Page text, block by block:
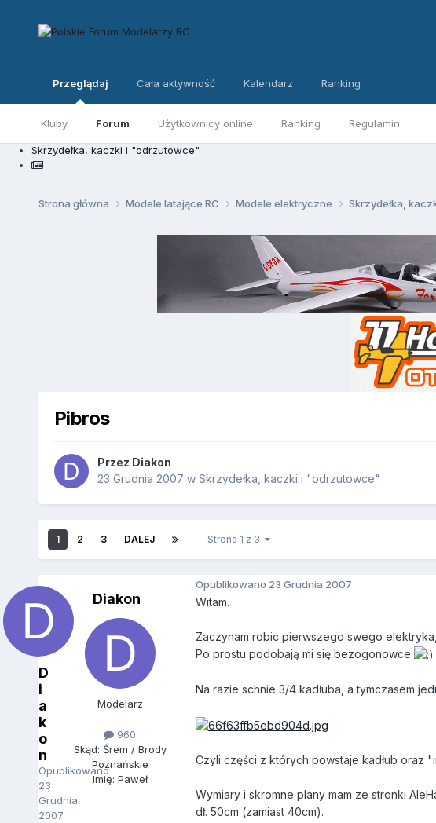
Przeglądaj
Kluby Forum Użytkownicy online Ranking Regulamin
Cała aktywność Kalendarz Ranking
Skrzydełka, kaczki i "odrzutowce"
Strona główna Modele latające RC Modele elektryczne Skrzydełka,
Pibros
Przez Diakon
23 Grudnia 2007 w Skrzydełka, kaczki i "odrzutowce"
1 2 3 DALEJ Strona 1 z 3
D
i
a
k
o
n
Opublikowano
23
Grudnia
2007
Diakon
Modelarz
960
Skąd: Śrem / Brody
Poznańskie
Imię: Paweł
Opublikowano 23 Grudnia 2007
Witam.
Zaczynam robic pierwszego swego
Po prostu podobają mi się bezogonowce
Na razie schnie 3/4 kadłuba, a tymczasem
Czyli części z których powstaje kadłub oraz
Wymiary i skromne plany mam ze stronki
dł. 50cm (zamiast 40cm).